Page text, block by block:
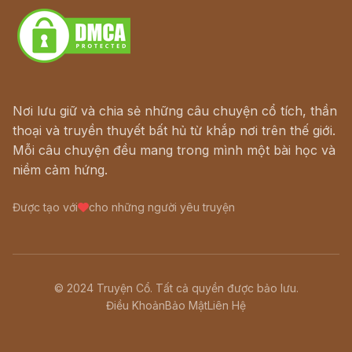
Nơi lưu giữ và chia sẻ những câu chuyện cổ tích, thần
thoại và truyền thuyết bất hủ từ khắp nơi trên thế giới.
Mỗi câu chuyện đều mang trong mình một bài học và
niềm cảm hứng.
Được tạo với cho những người yêu truyện
© 2024 Truyện Cổ. Tất cả quyền được bảo lưu.
Điều KhoảnBảo MậtLiên Hệ